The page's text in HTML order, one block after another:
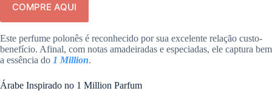
COMPRE AQUI
Este perfume polonês é reconhecido por sua excelente relação custo-
benefício. Afinal, com notas amadeiradas e especiadas, ele captura bem
a essência do 1 Million.
Árabe Inspirado no 1 Million Parfum